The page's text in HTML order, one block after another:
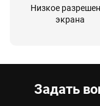
Низкое
экрана
Задать